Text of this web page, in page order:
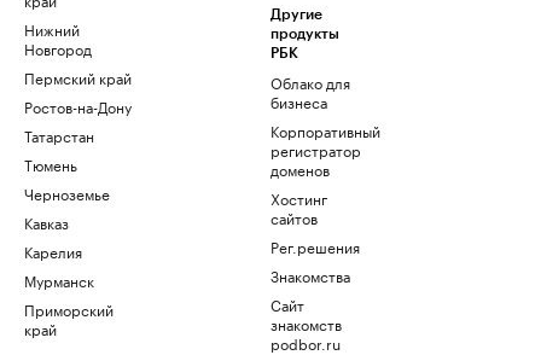
Нижний
Новгород
Пермский край
Ростов-на-Дону
Татарстан
Тюмень
Черноземье
Кавказ
Карелия
Мурманск
Приморский
край
Другие
продукты
РБК
Облако для
бизнеса
Корпоративный
регистратор
доменов
Хостинг
сайтов
Рег.решения
Знакомства
Сайт
знакомств
podbor.ru